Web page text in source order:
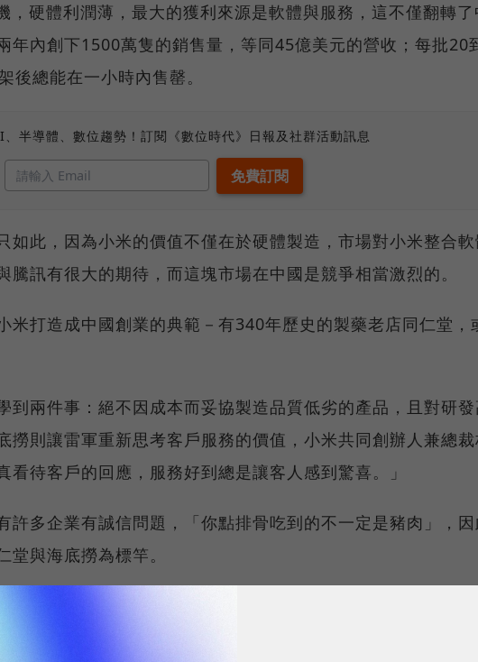
硬體利潤薄，最大的獲利來源是軟體與服務，這不僅翻轉了
年內創下1500萬隻的銷售量，等同45億美元的營收；每批20
後總能在一小時內售罄。
半導體、數位趨勢！訂閱《數位時代》日報及社群活動訊息
如此，因為小米的價值不僅在於硬體製造，市場對小米整合軟
騰訊有很大的期待，而這塊市場在中國是競爭相當激烈的。
米打造成中國創業的典範－有340年歷史的製藥老店同仁堂，
到兩件事：絕不因成本而妥協製造品質低劣的產品，且對研發
撈則讓雷軍重新思考客戶服務的價值，小米共同創辦人兼總裁
看待客戶的回應，服務好到總是讓客人感到驚喜。」
許多企業有誠信問題，「你點排骨吃到的不一定是豬肉」，
與海底撈為標竿。
式也打破過去智慧型手機的固有典範；首先，約72%的小米機
了與零售通路打交道的昂貴後勤運籌成本。